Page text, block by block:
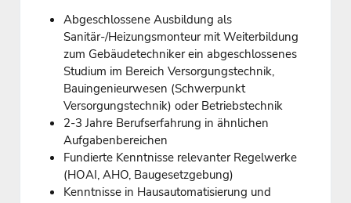
Abgeschlossene Ausbildung als
Sanitär-/Heizungsmonteur mit Weiterbildung
zum Gebäudetechniker ein abgeschlossenes
Studium im Bereich Versorgungstechnik,
Bauingenieurwesen (Schwerpunkt
Versorgungstechnik) oder Betriebstechnik
2-3 Jahre Berufserfahrung in ähnlichen
Aufgabenbereichen
Fundierte Kenntnisse relevanter Regelwerke
(HOAI, AHO, Baugesetzgebung)
Kenntnisse in Hausautomatisierung und